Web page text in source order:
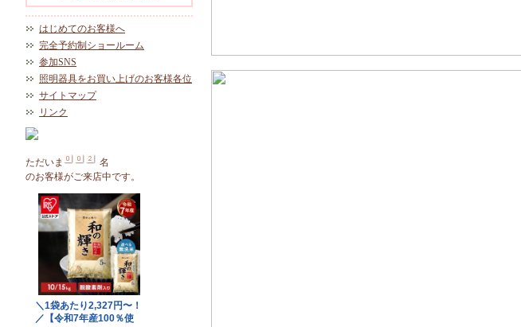
はじめてのお客様へ
完全予約制ショールーム
参加SNS
照明器具をお買い上げのお客様各位
サイトマップ
リンク
ただいま
名
のお客様がご来店中です。